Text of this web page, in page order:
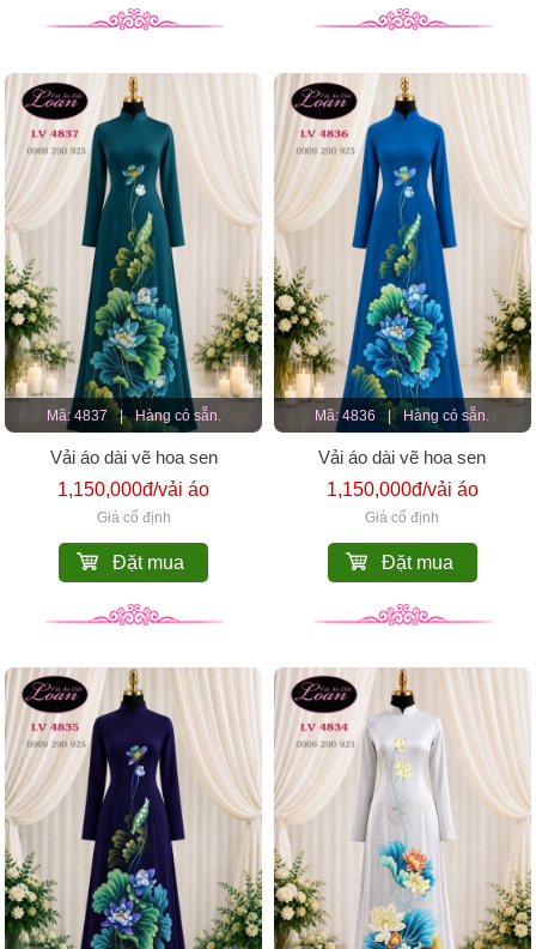
Mã: 4837 | Hàng có sẵn.
Vải áo dài vẽ hoa sen
1,150,000đ/vải áo
Giá cố định
Đặt mua
Mã: 4836 Hàng có sẵn.
Vải áo dài vẽ hoa sen
1,150,000đ/vải áo
Giá cố định
Đặt mua